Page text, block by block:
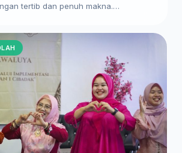
tertib dan penuh makna.…